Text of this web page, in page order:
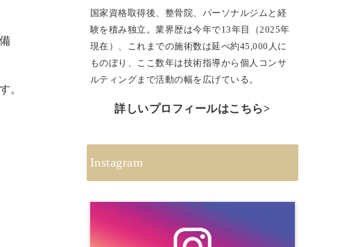
。
国家資格取得後、 整骨院、パーソナルジムと経
験を積み独立。 業界歴は今年で13年目（2025年
現在）、
これまでの施術数は延べ約45,000人に
ものぼり、ここ数年は技術指導から個人コンサ
ルティングまで活動の幅を広げている。
詳しいプロフィールはこちら>
Instagram